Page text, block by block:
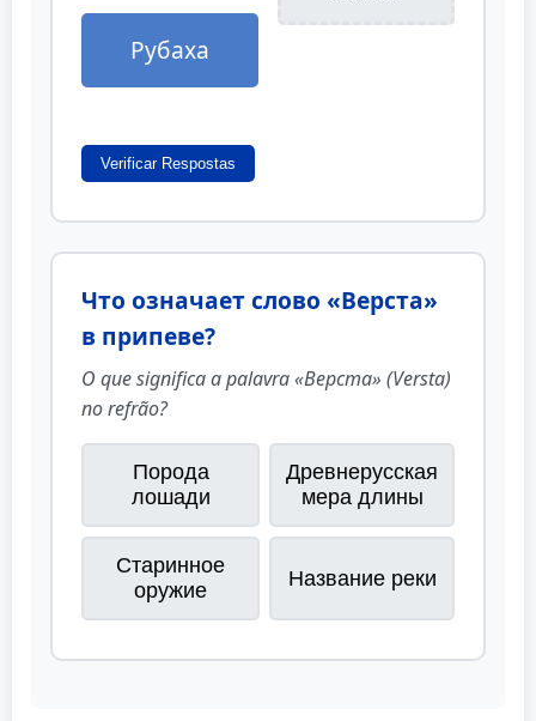
Рубаха
Verificar Respostas
Что означает слово «Верста»
в припеве?
O que significa a palavra «Верста» (Versta)
no refrão?
Порода
лошади
Древнерусская
мера длины
Старинное
оружие
Название реки